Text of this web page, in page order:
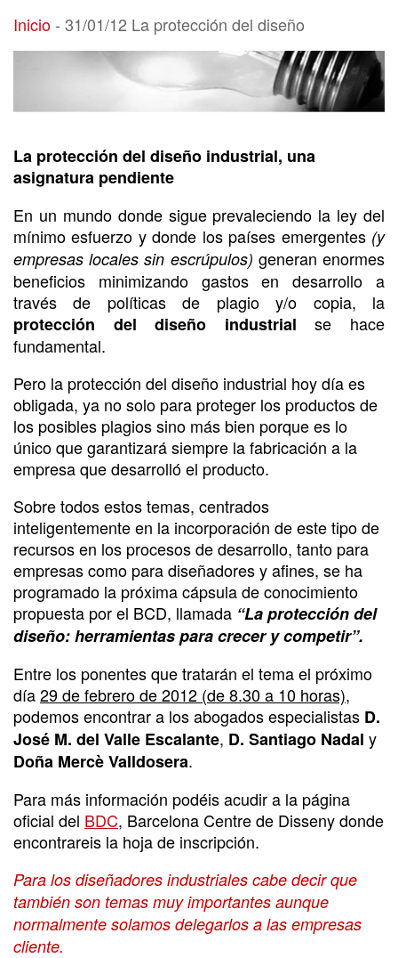
31/01/12 La protección del diseño
Inicio- 31/01/12 La protección del diseño
La protección del diseño industrial, una
asignatura pendiente
En un mundo donde sigue prevaleciendo la ley del
mínimo esfuerzo y donde los países emergentes (y
empresas locales sin escrúpulos) generan enormes
beneficios minimizando gastos en desarrollo a
través de políticas de plagio y/o copia, la
protección del diseño industrialse hace
fundamental.
Pero la protección del diseño industrial hoy día es
obligada, ya no solo para proteger los productos de
los posibles plagios sino más bien porque es lo
único que garantizará siempre la fabricación a la
empresa que desarrolló el producto.
Sobre todos estos temas, centrados
inteligentemente en la incorporación de este tipo de
recursos en los procesos de desarrollo, tanto para
empresas como para diseñadores y afines, se ha
programado la próxima cápsula de conocimiento
propuesta por el BCD, llamada “La protección del
diseño: herramientas para crecer y competir”.
Entre los ponentes que tratarán el tema el próximo
día29 de febrero de 2012 (de 8.30 a 10 horas),
podemos encontrar a los abogados especialistas D.
José M. del Valle Escalante, D. Santiago Nadal y
Doña Mercè Valldosera.
Para más información podéis acudir a la página
oficial del BDC, Barcelona Centre de Disseny donde
encontrareis la hoja de inscripción.
Para los diseñadores industriales cabe decir que
también son temas muy importantes aunque
normalmente solamos delegarlos a las empresas
cliente.